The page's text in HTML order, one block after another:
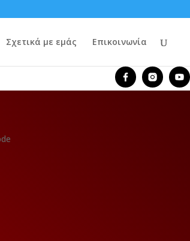
Σχετικά με εμάς Επικοινωνία